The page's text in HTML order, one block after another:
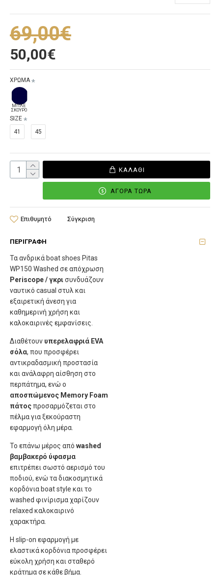
50,00€
69,00€
ΧΡΩΜΑ
ΜΠΛΕ
ΣΚΟΥΡΟ
SIZE
41
45
ΚΑΛΆΘΙ
ΑΓΟΡΆ ΤΏΡΑ
Επιθυμητό Σύγκριση
ΠΕΡΙΓΡΑΦΉ
Τα ανδρικά boat shoes Pitas
WP150 Washed σε απόχρωση
Periscope / γκρισυνδυάζουν
ναυτικό casual στυλ και
εξαιρετική άνεση για
καθημερινή χρήση και
καλοκαιρινές εμφανίσεις.
Διαθέτουν υπερελαφριά EVA
σόλα, που προσφέρει
αντικραδασμική προστασία
και ανάλαφρη αίσθηση στο
περπάτημα, ενώ ο
αποσπώμενος Memory Foam
πάτοςπροσαρμόζεται στο
πέλμα για ξεκούραστη
εφαρμογή όλη μέρα.
Το επάνω μέρος από washed
βαμβακερό ύφασμα
επιτρέπει σωστό αερισμό του
ποδιού, ενώ τα διακοσμητικά
κορδόνια boat style και το
washed φινίρισμα χαρίζουν
relaxed καλοκαιρινό
χαρακτήρα.
Η slip-on εφαρμογή με
ελαστικά κορδόνια προσφέρει
εύκολη χρήση και σταθερό
κράτημα σε κάθε βήμα.